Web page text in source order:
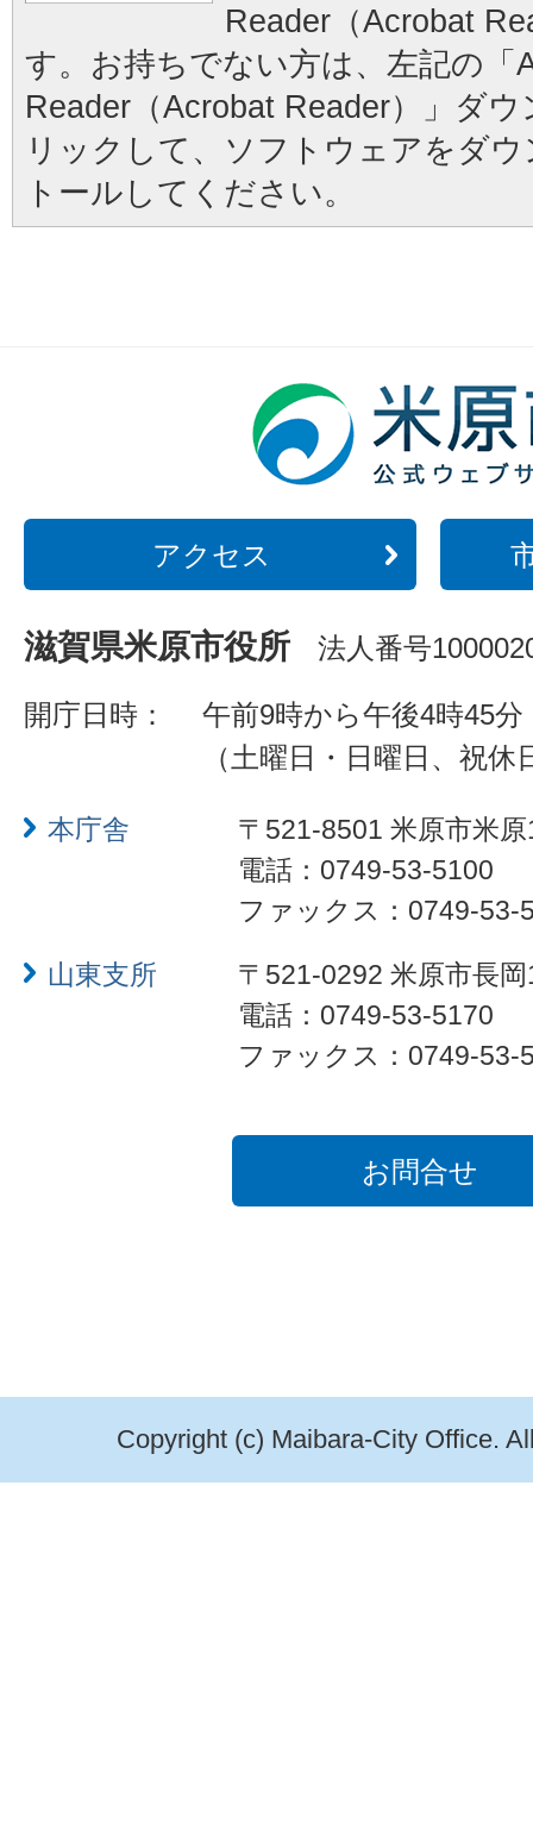
Reader（Acrobat
す。お持ちでない方は、左記の「
Reader（Acrobat Reader）」ダ
リックして、ソフトウェアをダ
トールしてください。
アクセス
滋賀県米原市役所 法人番号
開庁日時：
午前9時から午後4時45分
（土曜日・日曜日、祝
本庁舎
〒521-8501 米原市米
電話：0749-53-5100
ファックス：0749-53-
山東支所
〒521-0292 米原市長
電話：0749-53-5170
ファックス：0749-53-
お問合せ
Copyright (c) Maibara-City Office.